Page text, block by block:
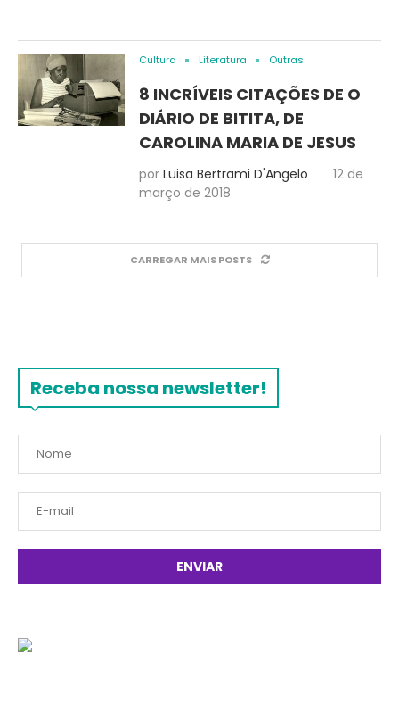
Cultura Literatura Outras
8 INCRÍVEIS CITAÇÕES DE O
DIÁRIO DE BITITA, DE
CAROLINA MARIA DE JESUS
por Luisa Bertrami D'Angelo
12 de
março de 2018
CARREGAR MAIS POSTS
Receba nossa newsletter!